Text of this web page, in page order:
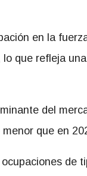
en la
que refleja
del
que en
de